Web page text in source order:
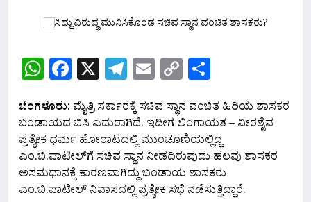
WhatsApp
Facebook
X Telegram
Email
Copy
Link
ಬೆಂಗಳೂರು: ಮೈತ್ರಿ ಸರ್ಕಾರಕ್ಕೆ ಸಚಿವ ಸ್ಥಾನ ವಂಚಿತ ಹಿರಿಯ ಶಾಸಕರ
ಬಂಡಾಯದ ಬಿಸಿ ಎದುರಾಗಿದೆ. ಇದೀಗ ಲಿಂಗಾಯತ – ವೀರಶೈವ
ಪ್ರತ್ಯೇಕ ಧರ್ಮ ಹೋರಾಟದಲ್ಲಿ ಮುಂಚೂಣಿಯಲ್ಲಿದ್ದ
ಎಂ.ಬಿ.ಪಾಟೀಲ್‌ಗೆ ಸಚಿವ ಸ್ಥಾನ ನೀಡದಿರುವುದು ಹಲವು ಶಾಸಕರ
ಅಸಮಧಾನಕ್ಕೆ ಕಾರಣವಾಗಿದ್ದು ಬಂಡಾಯ ಶಾಸಕರು
ಎಂ.ಬಿ.ಪಾಟೀಲ್ ನಿವಾಸದಲ್ಲಿ ಪ್ರತ್ಯೇಕ ಸಭೆ ನಡೆಸುತ್ತಿದ್ದಾರೆ.